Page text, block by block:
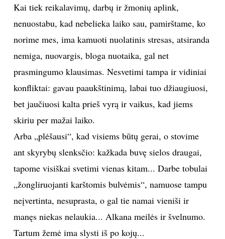
KINAS
TEATRAS
SPORTAS
FOTOGRAFIJA
ORAI
ĮDOMYBĖS
ISTORIJA
Kai tiek reikalavimų, darbų ir žmonių aplink,
nenuostabu, kad nebelieka laiko sau, pamirštame, ko
norime mes, ima kamuoti nuolatinis stresas, atsiranda
nemiga, nuovargis, bloga nuotaika, gal net
prasmingumo klausimas. Nesvetimi tampa ir vidiniai
konfliktai: gavau paaukštinimą, labai tuo džiaugiuosi,
bet jaučiuosi kalta prieš vyrą ir vaikus, kad jiems
skiriu per mažai laiko.
Arba „plėšausi“, kad visiems būtų gerai, o stovime
ant skyrybų slenksčio: kažkada buvę sielos draugai,
tapome visiškai svetimi vienas kitam... Darbe tobulai
„žongliruojanti karštomis bulvėmis“, namuose tampu
neįvertinta, nesuprasta, o gal tie namai vieniši ir
manęs niekas nelaukia... Alkana meilės ir švelnumo.
Tartum žemė ima slysti iš po kojų...